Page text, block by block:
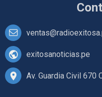
exitosanoticias.pe
Av. Guardia Civil 670